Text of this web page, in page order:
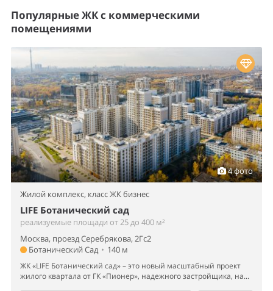
Популярные ЖК с коммерческими
помещениями
4 фото
Жилой комплекс, класс ЖК бизнес
LIFE Ботанический сад
реализуемые площади от 25 до 400 м²
Москва, проезд Серебрякова, 2Гс2
Ботанический Сад • 140 м
ЖК «LIFE Ботанический сад» – это новый масштабный проект
жилого квартала от ГК «Пионер», надежного застройщика, на...